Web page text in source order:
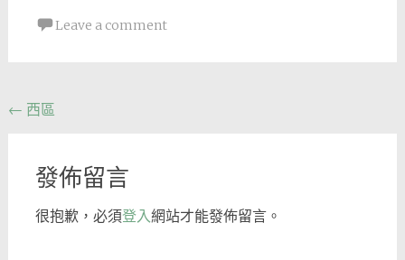
Leave a comment
Post
← 西區
發佈留言
很抱歉，必須登入網站才能發佈留言。